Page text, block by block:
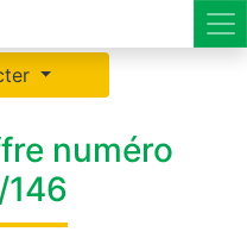
numéro
146